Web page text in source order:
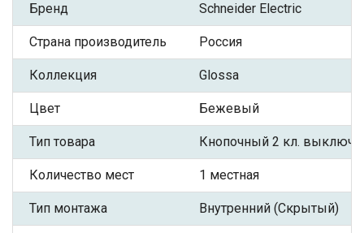
Бренд Schneider Electric
Страна производитель Россия
Коллекция Glossa
Цвет Бежевый
Тип товара Кнопочный 2 кл.
Количество мест 1 местная
Тип монтажа Внутренний (Скрытый)